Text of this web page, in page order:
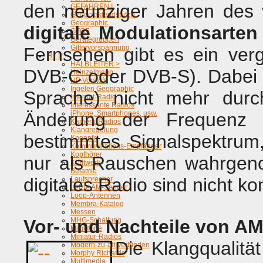
GEFAHREN !
Gegentaktendstufen
Geographic
GFGF
Gerätegruppen
Gittervorspannung
H - P
HALBLEITER >
Heinzelmann
HF-Vorstufe
Ingelen Geographic
Internet-Radio
Interessante Radios
iPhone, Smartphones, usw.
Kamera-Radios
Klangregelung
Knoepfe
Kommunikations-Empfänger
Kopfhörer
Kraftwerk
Belamie
Lautsprecher
Letzte AM-Sender
Loop-Antennen
Membra-Katalog
Messen
MHG-Schaltung
Mikrofone
Miniatur-Radios
Modern-zu-alt Verbinden
Morphy Richards
Multimedia
den neunziger Jahren des
digitale Modulationsarten
Fernsehen gibt es ein
DVB-C oder DVB-S).
Sprache) nicht mehr
Änderung der
bestimmtes
nur als Rauschen
digitales Radio sind nicht
Vor- und Nachteile von AM
Die